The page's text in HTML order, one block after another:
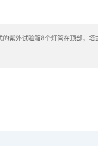
紫外试验箱8个灯管在顶部，塔